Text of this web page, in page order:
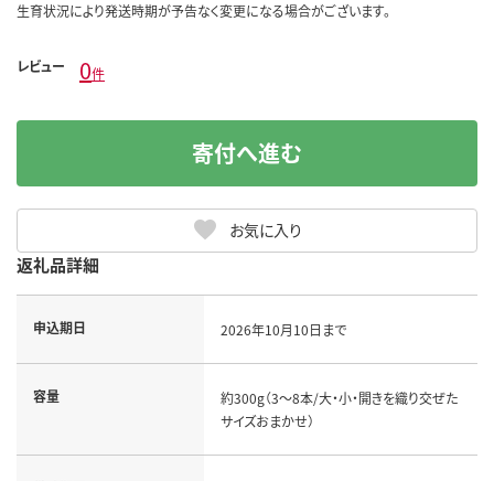
生育状況により発送時期が予告なく変更になる場合がございます。
レビュー 0件
お気に入り
寄付へ進む
返礼品詳細
申込期日 2026年10月10日まで
容量
約300g（3～8本/大・小・開きを織り交ぜた
サイズおまかせ）